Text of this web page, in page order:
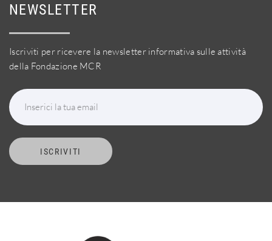
NEWSLETTER
Iscriviti per ricevere la newsletter informativa sulle attività
della Fondazione MCR
Inserici la tua email
ISCRIVITI